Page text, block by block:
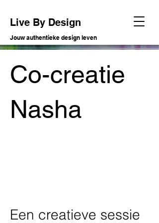
Live By Design
Jouw authentieke design leven
Co-creatie
Nasha
Een creatieve sessie